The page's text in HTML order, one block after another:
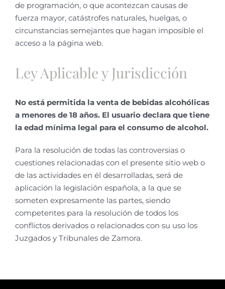
de programación, o que acontezcan causas de
fuerza mayor, catástrofes naturales, huelgas, o
circunstancias semejantes que hagan imposible el
acceso a la página web.
Ley Aplicable y Jurisdicción
No está permitida la venta de bebidas alcohólicas
a menores de 18 años. El usuario declara que tiene
la edad mínima legal para el consumo de alcohol.
Para la resolución de todas las controversias o
cuestiones relacionadas con el presente sitio web o
de las actividades en él desarrolladas, será de
aplicación la legislación española, a la que se
someten expresamente las partes, siendo
competentes para la resolución de todos los
conflictos derivados o relacionados con su uso los
Juzgados y Tribunales de Zamora.